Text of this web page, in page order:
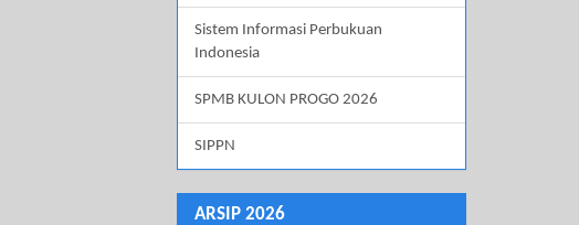
Sistem Informasi Perbukuan
Indonesia
SPMB KULON PROGO 2026
SIPPN
ARSIP 2026